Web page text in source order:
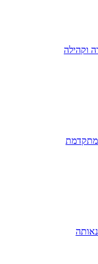
וקהילה
מתקדמת
נאותה